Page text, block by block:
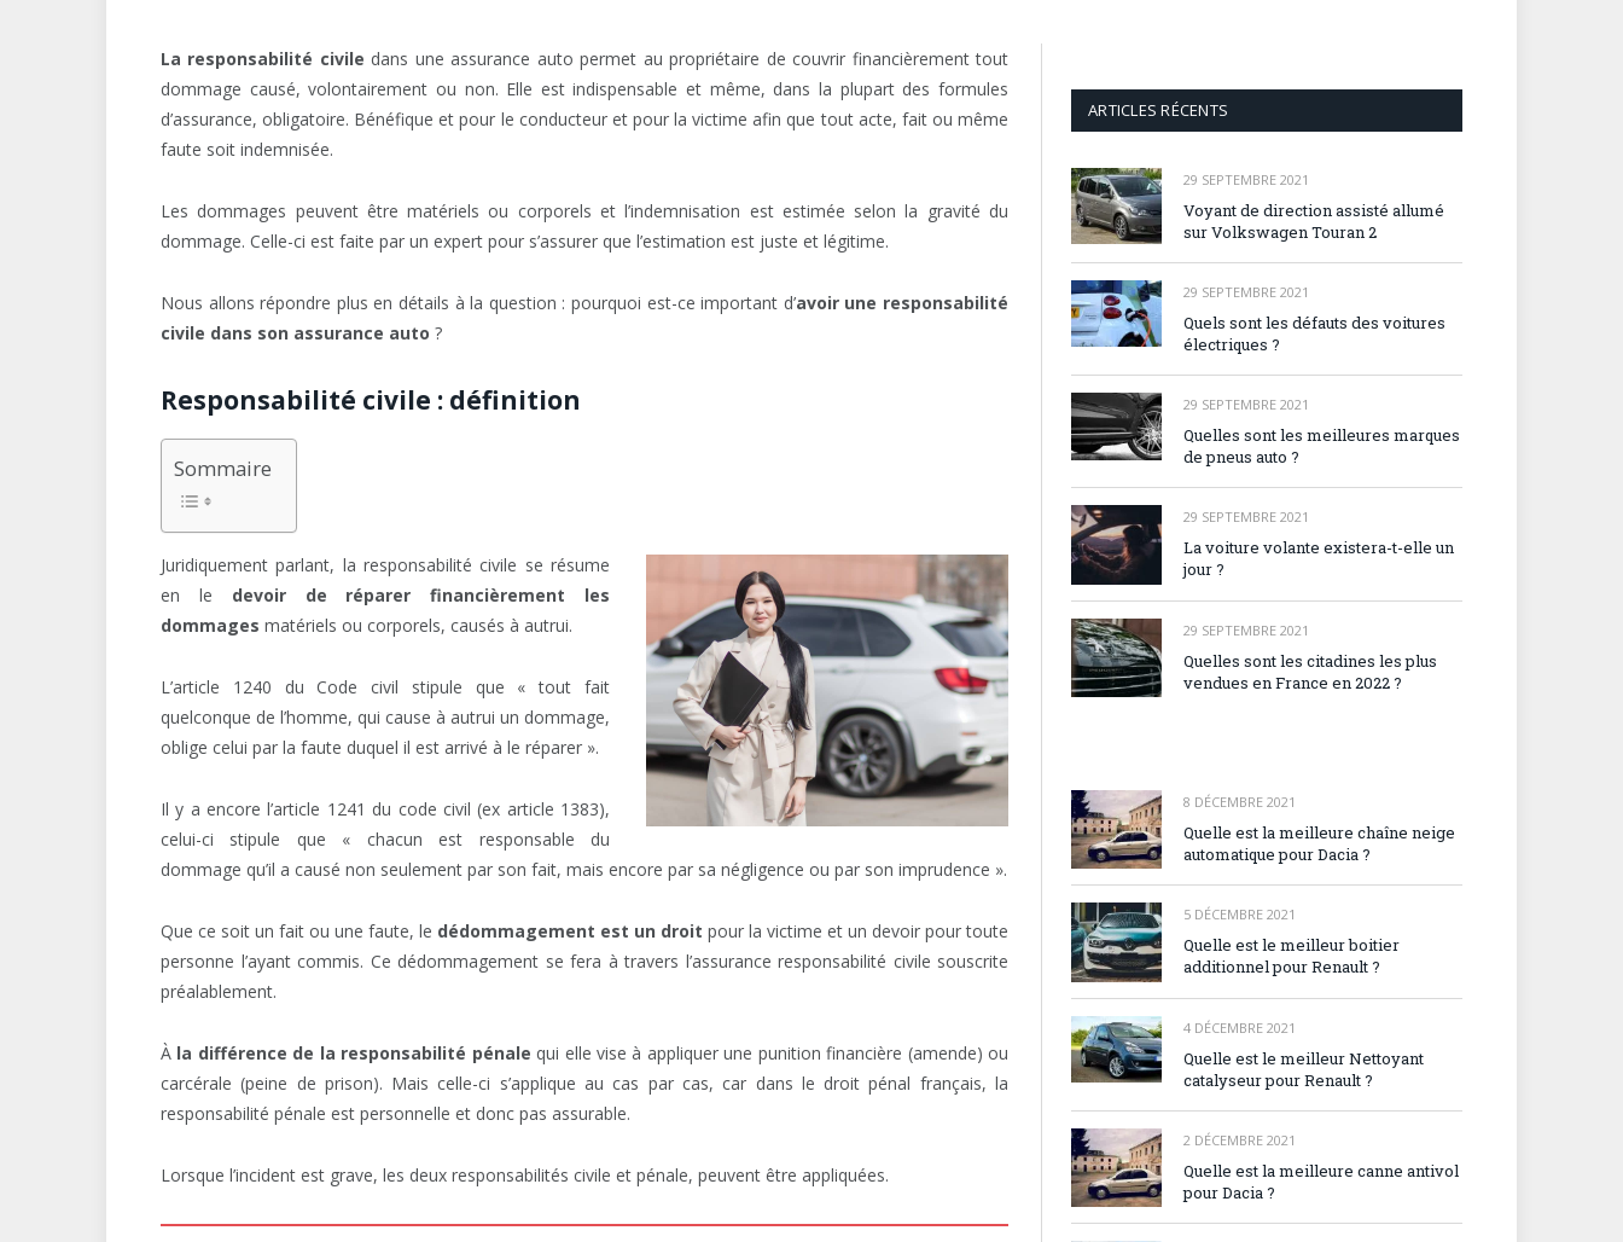
La responsabilité civile dans une assurance auto permet au propriétaire de couvrir financièrement tout
dommage causé, volontairement ou non. Elle est indispensable et même, dans la plupart des formules
d’assurance, obligatoire. Bénéfique et pour le conducteur et pour la victime afin que tout acte, fait ou même
faute soit indemnisée.
Les dommages peuvent être matériels ou corporels et l’indemnisation est estimée selon la gravité du
dommage. Celle-ci est faite par un expert pour s’assurer que l’estimation est juste et légitime.
Nous allons répondre plus en détails à la question : pourquoi est-ce important d’avoir une responsabilité
civile dans son assurance auto ?
Responsabilité civile : définition
Sommaire
Juridiquement parlant, la responsabilité civile se résume
en le devoir de réparer financièrement les
dommages matériels ou corporels, causés à autrui.
L’article 1240 du Code civil stipule que « tout fait
quelconque de l’homme, qui cause à autrui un dommage,
oblige celui par la faute duquel il est arrivé à le réparer ».
Il y a encore l’article 1241 du code civil (ex article 1383),
celui-ci stipule que « chacun est responsable du
dommage qu’il a causé non seulement par son fait, mais encore par sa négligence ou par son imprudence ».
Que ce soit un fait ou une faute, le dédommagement est un droit pour la victime et un devoir pour toute
personne l’ayant commis. Ce dédommagement se fera à travers l’assurance responsabilité civile souscrite
préalablement.
À la différence de la responsabilité pénale qui elle vise à appliquer une punition financière (amende) ou
carcérale (peine de prison). Mais celle-ci s’applique au cas par cas, car dans le droit pénal français, la
responsabilité pénale est personnelle et donc pas assurable.
Lorsque l’incident est grave, les deux responsabilités civile et pénale, peuvent être appliquées.
ARTICLES RÉCENTS
29 SEPTEMBRE 2021
Voyant de direction assisté allumé
sur Volkswagen Touran 2
29 SEPTEMBRE 2021
Quels sont les défauts des voitures
électriques ?
29 SEPTEMBRE 2021
Quelles sont les meilleures marques
de pneus auto ?
29 SEPTEMBRE 2021
La voiture volante existera-t-elle un
jour ?
29 SEPTEMBRE 2021
Quelles sont les citadines les plus
vendues en France en 2022 ?
8 DÉCEMBRE 2021
Quelle est la meilleure chaîne neige
automatique pour Dacia ?
5 DÉCEMBRE 2021
Quelle est le meilleur boitier
additionnel pour Renault ?
4 DÉCEMBRE 2021
Quelle est le meilleur Nettoyant
catalyseur pour Renault ?
2 DÉCEMBRE 2021
Quelle est la meilleure canne antivol
pour Dacia ?